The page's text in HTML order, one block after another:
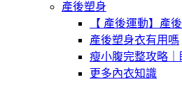
產後塑身
【 產後運動】產
產後塑身衣有用嗎
瘦小腹完整攻略
更多內衣知識